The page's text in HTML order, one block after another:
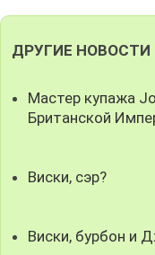
ДРУГИЕ НОВОСТИ
Мастер купажа
Британской
Виски, сэр?
Виски, бурбон и